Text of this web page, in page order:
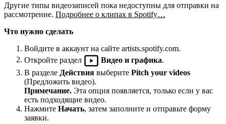
Другие типы видеозаписей пока недоступны для отправки на
рассмотрение. Подробнее о клипах в Spotify…
Что нужно сделать
Войдите в аккаунт на сайте artists.spotify.com.
Откройте раздел
Видео и графика
В разделе Действия выберите Pitch your videos
(Предложить видео).
Примечание. Эта опция появляется, только если у вас
есть подходящие видео.
Нажмите Начать, затем заполните и отправьте форму
заявки.